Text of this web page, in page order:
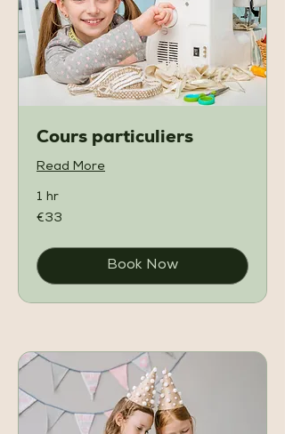
Cours particuliers
Read More
1 hr
33
euros
€33
Book Now